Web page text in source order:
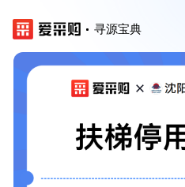
寻源宝典